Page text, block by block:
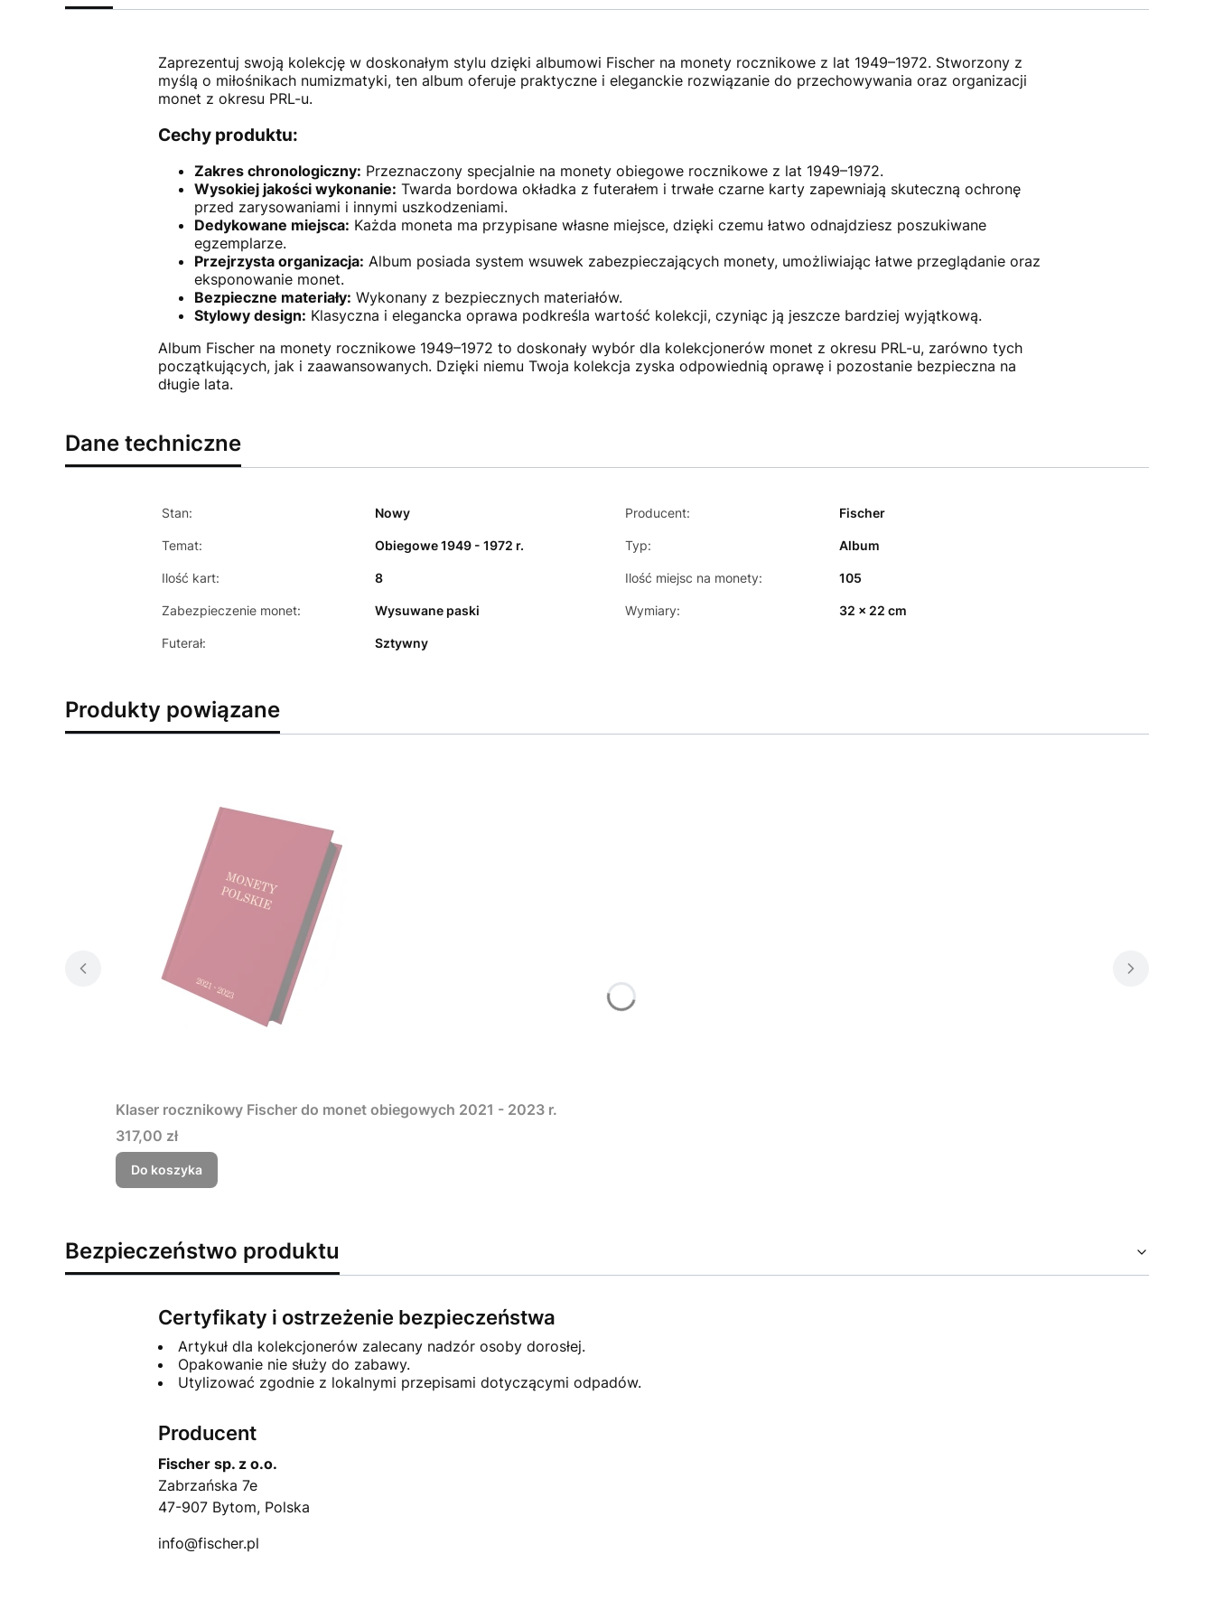
Zaprezentuj swoją kolekcję w doskonałym stylu dzięki albumowi Fischer na monety rocznikowe z lat 1949–1972. Stworzony z
myślą o miłośnikach numizmatyki, ten album oferuje praktyczne i eleganckie rozwiązanie do przechowywania oraz organizacji
monet z okresu PRL-u.
Cechy produktu:
Zakres chronologiczny: Przeznaczony specjalnie na monety obiegowe rocznikowe z lat 1949–1972.
Wysokiej jakości wykonanie: Twarda bordowa okładka z futerałem i trwałe czarne karty zapewniają skuteczną ochronę
przed zarysowaniami i innymi uszkodzeniami.
Dedykowane miejsca: Każda moneta ma przypisane własne miejsce, dzięki czemu łatwo odnajdziesz poszukiwane
egzemplarze.
Przejrzysta organizacja: Album posiada system wsuwek zabezpieczających monety, umożliwiając łatwe przeglądanie oraz
eksponowanie monet.
Bezpieczne materiały: Wykonany z bezpiecznych materiałów.
Stylowy design: Klasyczna i elegancka oprawa podkreśla wartość kolekcji, czyniąc ją jeszcze bardziej wyjątkową.
Album Fischer na monety rocznikowe 1949–1972 to doskonały wybór dla kolekcjonerów monet z okresu PRL-u, zarówno tych
początkujących, jak i zaawansowanych. Dzięki niemu Twoja kolekcja zyska odpowiednią oprawę i pozostanie bezpieczna na
długie lata.
Dane techniczne
Stan: Nowy Producent: Fischer
Temat: Obiegowe 1949 - 1972 r. Typ: Album
Ilość kart: 8 Ilość miejsc na monety: 105
Zabezpieczenie monet: Wysuwane paski Wymiary: 32 x 22 cm
Futerał: Sztywny
Produkty powiązane
Klaser rocznikowy Fischer do monet obiegowych 2021 - 2023 r.
Cena
317,00 zł
Do koszyka
Bezpieczeństwo produktu
Certyfikaty i ostrzeżenie bezpieczeństwa
Artykuł dla kolekcjonerów zalecany nadzór osoby dorosłej.
Opakowanie nie służy do zabawy.
Utylizować zgodnie z lokalnymi przepisami dotyczącymi odpadów.
Producent
Fischer sp. z o.o.
Zabrzańska 7e
47-907 Bytom, Polska
info@fischer.pl